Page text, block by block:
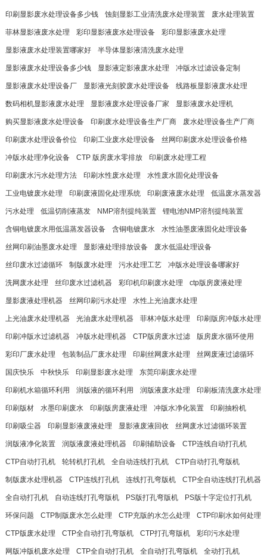
印刷显影废水处理设备多少钱 蚀刻显影工业清洗废水处理装置 废水处理装置
菲林显影液废水处理 彩印显影液废水处理设备 彩印显影液废水处理
显影液废水处理装置哪家好 半导体显影液清洗废水处理
显影液废水处理设备多少钱 显影液定影液废水处理 冲版水过滤设备定制
显影液废水处理设备厂 显影液光刻胶废水处理设备 线路板显影液废水处理
数码相机显影液废水处理 显影液废水处理设备厂家 显影液废水处理机
购买显影液废水处理设备 印刷废水处理设备生产厂商 废水处理设备生产厂商
印刷废水处理设备价位 印刷工业废水处理设备 丝网印刷废水处理设备价格
冲版水处理净化设备 CTP 版房废水零排放 印刷废水处理工程
印刷废水污水处理方法 印刷水性废水处理 水性废水固化处理设备
工业电镀废水处理 印刷废液固化处理系统 印刷废液废水处理 低温废水蒸发器
污水处理 低温切削液蒸发 NMP溶剂提纯装置 锂电池NMP溶剂提纯装置
含铜电镀废水用低温蒸发器设备 含铜电镀废水 水性油墨废液固化处理设备
丝网印刷油墨废水处理 显影液处理排放设备 废水低温处理设备
丝印废水过滤循环 制版废水处理 污水处理工艺 冲版水处理设备哪家好
洗网废水处理 丝印废水过滤机器 彩印机印刷废水处理 ctp版房废液处理
显影废液处理机器 丝网印刷污水处理 水性上光油废水处理
上光油废水处理机器 光油废水处理机器 菲林冲版水处理 印刷版房冲版水处理
印刷冲版水过滤机器 冲版水处理机器 CTP版房废水过滤 版房废水循环使用
彩印厂废水处理 包装制品厂废水处理 印刷丝网废水处理 丝网废液过滤循环
国庆快乐 中秋快乐 印刷显影废水处理 东莞印刷废水处理
印刷机水箱循环利用 润版液的循环利用 润版液废水处理 印刷板清洗废水处理
印刷版材 水墨印刷废水 印刷版房废液处理 冲版水净化装置 印刷抽粉机
印刷吸尘器 印刷显影液废液处理 显影液废液回收 丝网废水过滤循环装置
润版液净化装置 润版液废液处理机器 印刷辅助设备 CTP连线自动打孔机
CTP自动打孔机 轮转机打孔机 全自动连线打孔机 CTP自动打孔弯版机
制版废水处理机器 CTP连线打孔机 连线打孔弯版机 CTP全自动连线打孔机器
全自动打孔机 自动连线打孔弯版机 PS版打孔弯版机 PS版十字定位打孔机
环保问题 CTP制版废水怎么处理 CTP充版的水怎么处理 CTP印刷水如何处理
CTP版废水处理 CTP全自动打孔弯版机 CTP打孔弯版机 彩印污水处理
网版冲版机废水处理 CTP全自动打孔机 全自动打孔弯版机 全动打孔机